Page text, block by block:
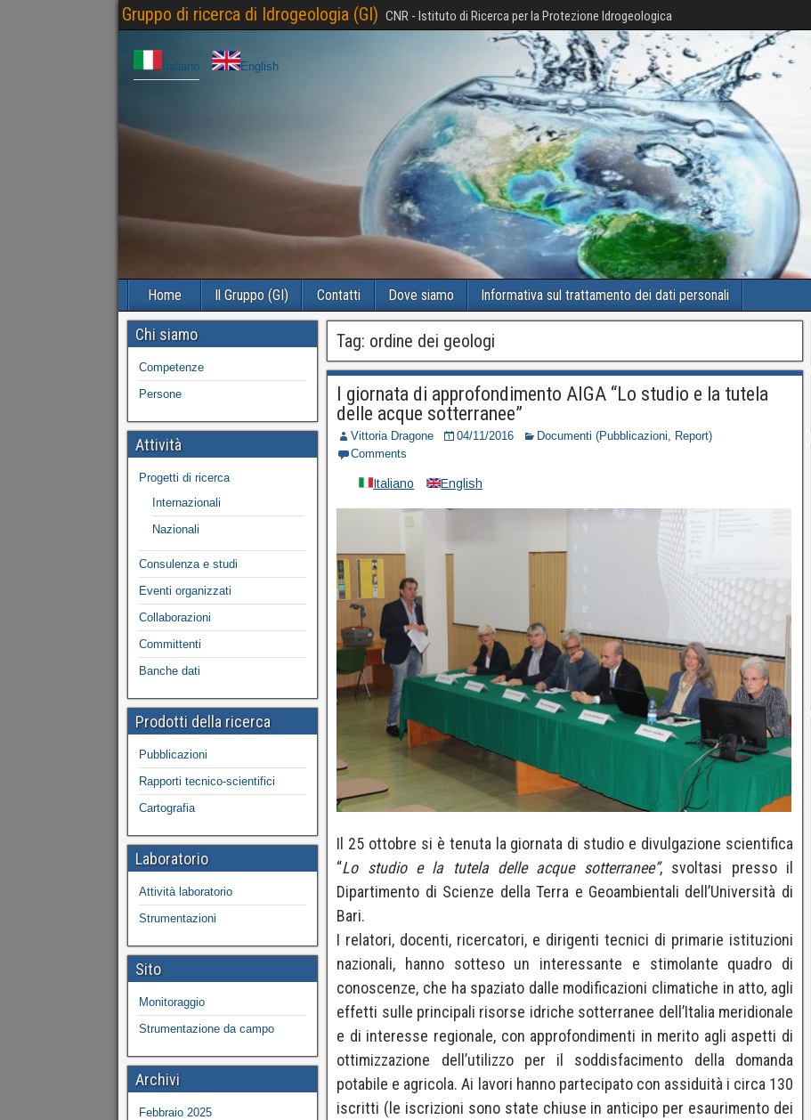
Gruppo di ricerca di Idrogeologia (GI) CNR - Istituto di Ricerca per la Protezione Idrogeologica
Italiano English
Home Il Gruppo (GI) Contatti Dove siamo Informativa sul trattamento dei dati personali
Tag: ordine dei geologi
I giornata di approfondimento AIGA “Lo studio e la tutela
delle acque sotterranee”
Vittoria Dragone 04/11/2016
Documenti (Pubblicazioni, Report)
Comments
Italiano English
Il 25 ottobre si è tenuta la giornata di studio e divulgazione scientifica
“Lo studio e la tutela delle acque sotterranee”, svoltasi presso il
Dipartimento di Scienze della Terra e Geoambientali dell’Università di
Bari.
I relatori, docenti, ricercatori, e dirigenti tecnici di primarie istituzioni
nazionali, hanno sotteso un interessante e stimolante quadro di
conoscenze, che ha spaziato dalle modificazioni climatiche in atto, agli
effetti sulle principali risorse idriche sotterranee dell’Italia meridionale
e di interesse regionale, con approfondimenti in merito agli aspetti di
ottimizzazione dell’utilizzo per il soddisfacimento della domanda
potabile e agricola. Ai lavori hanno partecipato con assiduità i circa 130
iscritti (le iscrizioni sono state chiuse in anticipo per esaurimento dei
Chi siamo
Competenze
Persone
Attività
Progetti di ricerca
Internazionali
Nazionali
Consulenza e studi
Eventi organizzati
Collaborazioni
Committenti
Banche dati
Prodotti della ricerca
Pubblicazioni
Rapporti tecnico-scientifici
Cartografia
Laboratorio
Attività laboratorio
Strumentazioni
Sito
Monitoraggio
Strumentazione da campo
Archivi
Febbraio 2025